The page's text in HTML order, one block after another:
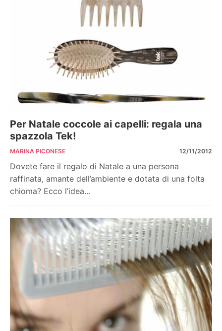
Per Natale coccole ai capelli: regala una
spazzola Tek!
MARINA PICONESE 12/11/2012
Dovete fare il regalo di Natale a una persona
raffinata, amante dell’ambiente e dotata di una folta
chioma? Ecco l’idea...